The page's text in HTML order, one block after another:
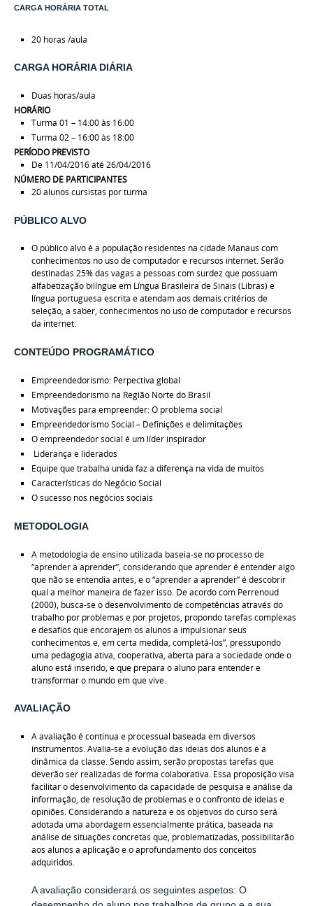
CARGA HORÁRIA TOTAL
20 horas /aula
CARGA HORÁRIA DIÁRIA
Duas horas/aula
HORÁRIO
Turma 01 – 14:00 às 16:00
Turma 02 – 16:00 às 18:00
PERÍODO PREVISTO
De 11/04/2016 até 26/04/2016
NÚMERO DE PARTICIPANTES
20 alunos cursistas por turma
PÚBLICO ALVO
O público alvo é a população residentes na cidade Manaus com
conhecimentos no uso de computador e recursos internet. Serão
destinadas 25% das vagas a pessoas com surdez que possuam
alfabetização bilíngue em Língua Brasileira de Sinais (Libras) e
língua portuguesa escrita e atendam aos demais critérios de
seleção, a saber, conhecimentos no uso de computador e recursos
da internet.
CONTEÚDO PROGRAMÁTICO
Empreendedorismo: Perpectiva global
Empreendedorismo na Região Norte do Brasil
Motivações para empreender: O problema social
Empreendedorismo Social – Definições e delimitações
O empreendedor social é um líder inspirador
Liderança e liderados
Equipe que trabalha unida faz a diferença na vida de muitos
Características do Negócio Social
O sucesso nos negócios sociais
METODOLOGIA
A metodologia de ensino utilizada baseia-se no processo de
“aprender a aprender”, considerando que aprender é entender algo
que não se entendia antes, e o “aprender a aprender” é descobrir
qual a melhor maneira de fazer isso. De acordo com Perrenoud
(2000), busca-se o desenvolvimento de competências através do
trabalho por problemas e por projetos, propondo tarefas complexas
e desafios que encorajem os alunos a impulsionar seus
conhecimentos e, em certa medida, completá-los”, pressupondo
uma pedagogia ativa, cooperativa, aberta para a sociedade onde o
aluno está inserido, e que prepara o aluno para entender e
transformar o mundo em que vive.
AVALIAÇÃO
A avaliação é continua e processual baseada em diversos
instrumentos. Avalia-se a evolução das ideias dos alunos e a
dinâmica da classe. Sendo assim, serão propostas tarefas que
deverão ser realizadas de forma colaborativa. Essa proposição visa
facilitar o desenvolvimento da capacidade de pesquisa e análise da
informação, de resolução de problemas e o confronto de ideias e
opiniões. Considerando a natureza e os objetivos do curso será
adotada uma abordagem essencialmente prática, baseada na
análise de situações concretas que, problematizadas, possibilitarão
aos alunos a aplicação e oaprofundamento dos conceitos
adquiridos.
A avaliação considerará os seguintes aspetos: O